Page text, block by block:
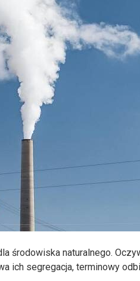
środowiska naturalnego.
ich segregacja, terminowy